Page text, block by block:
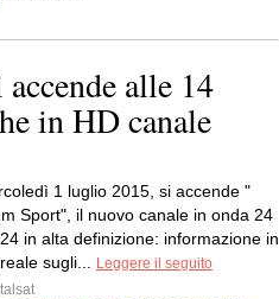
alle 14
in HD canale
1 luglio 2015, si accende "
Sport", il nuovo canale in onda 24
in alta definizione: informazione in
sugli...
Leggere il seguito